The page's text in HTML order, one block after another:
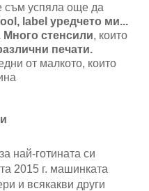
съм успяла още да
label уредчето ми...
Много стенсили, които
печати.
от малкото, които
най-готината си
2015 г. машинката
и всякакви други